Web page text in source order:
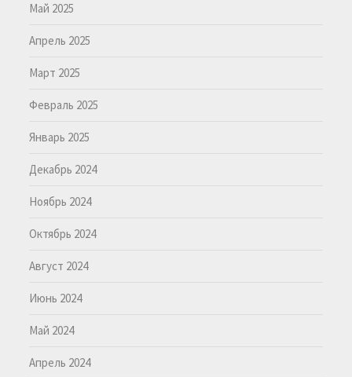
Май 2025
Апрель 2025
Март 2025
Февраль 2025
Январь 2025
Декабрь 2024
Ноябрь 2024
Октябрь 2024
Август 2024
Июнь 2024
Май 2024
Апрель 2024